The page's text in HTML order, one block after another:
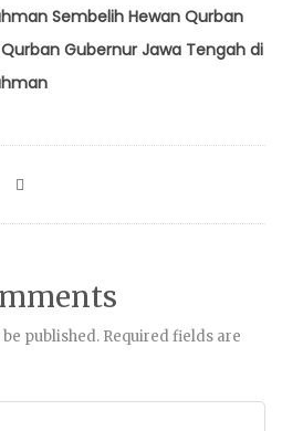
Sembelih Hewan Qurban
Gubernur Jawa Tengah di
published. Required fields are